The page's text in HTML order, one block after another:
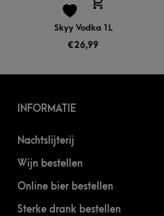
Skyy Vodka 1L
€26,99
INFORMATIE
Nachtslijterij
Wijn bestellen
Online bier bestellen
Sterke drank bestellen